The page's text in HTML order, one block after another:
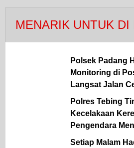
MENARIK UNTUK DI
Polsek Padang
Monitoring di
Langsat Jalan
Polres Tebing
Kecelakaan
Pengendara
Setiap Malam